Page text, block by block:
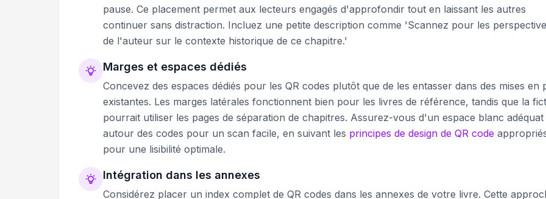
pause. Ce placement permet aux lecteurs engagés d'approfondir tout en laissant les autres
continuer sans distraction. Incluez une petite description comme 'Scannez pour les
de l'auteur sur le contexte historique de ce chapitre.'
Marges et espaces dédiés
Concevez des espaces dédiés pour les QR codes plutôt que de les entasser dans des mises en
existantes. Les marges latérales fonctionnent bien pour les livres de référence, tandis que la
pourrait utiliser les pages de séparation de chapitres. Assurez-vous d'un espace blanc adéquat
autour des codes pour un scan facile, en suivant les principes de design de QR code
pour une lisibilité optimale.
Intégration dans les annexes
Considérez placer un index complet de QR codes dans les annexes de votre livre. Cette